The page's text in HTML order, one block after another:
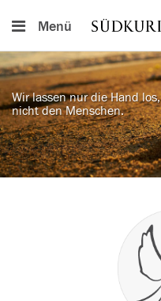
Menü
Wir lassen nur die Hand los,
nicht den Menschen.